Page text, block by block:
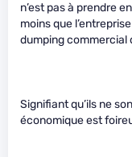
n’est pas à prendre
moins que
dumping commercial
Signifiant qu’ils ne
économique est